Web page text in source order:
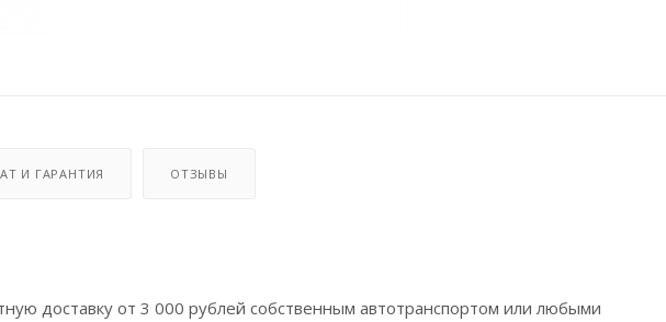
И ГАРАНТИЯ ОТЗЫВЫ
доставку от 3 000 рублей собственным автотранспортом или любыми